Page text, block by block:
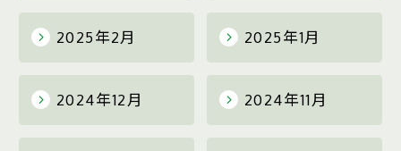
2025年2月 2025年1月
2024年12月 2024年11月